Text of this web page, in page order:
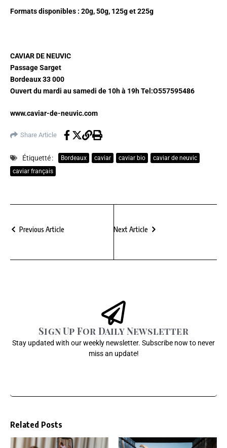
Formats disponibles : 20g, 50g, 125g et 225g
CAVIAR DE NEUVIC
Passage Sarget
Bordeaux 33 000
Ouvert du mardi au samedi de 10h à 19h Tel:O557595486
www.caviar-de-neuvic.com
Share Article
Étiquetté : Bordeaux caviar caviar bio
caviar de neuvic
caviar français
Previous Article Next Article
Sign Up For Daily Newsletter
Stay updated with our weekly newsletter. Subscribe now to never
miss an update!
Related Posts